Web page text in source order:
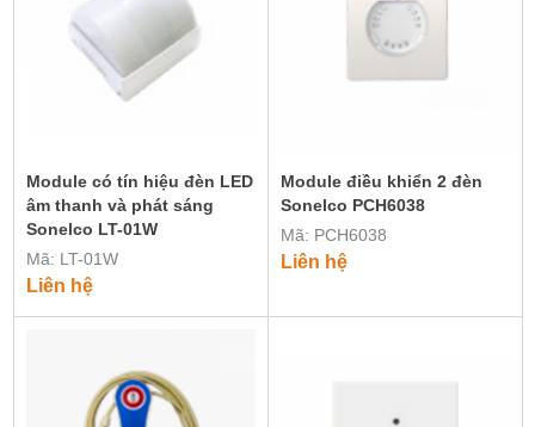
Module có tín hiệu đèn LED
âm thanh và phát sáng
Sonelco LT-01W
Mã: LT-01W
Liên hệ
Module điều khiển 2 đèn
Sonelco PCH6038
Mã: PCH6038
Liên hệ